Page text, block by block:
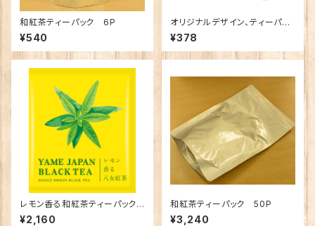
和紅茶ティーパック 6P
¥540
オリジナルデザイン、ティーパッ
ク2個入り
¥378
レモン香る和紅茶ティーパック、
バラ１０個セット
¥2,160
和紅茶ティーパック 50P
¥3,240